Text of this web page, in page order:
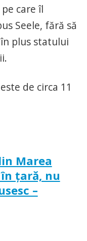
care îl
Seele, fără să
plus statului
de circa 11
Marea
ţară, nu
–